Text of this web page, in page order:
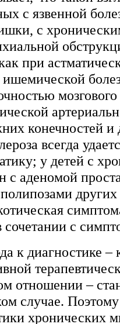
с язвенной
с
при
мозгового
конечностей и
всегда
у детей с
аденомой
сочетании с
к диагностике –
отношении –
случае.
хронических